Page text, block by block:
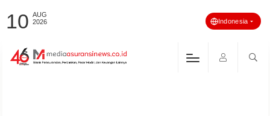
10 AUG
2026
Indonesia